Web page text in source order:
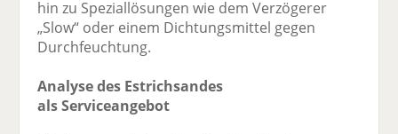
hin zu Speziallösungen wie dem Verzögerer
„Slow“ oder einem Dichtungsmittel gegen
Durchfeuchtung.
Analyse des Estrichsandes
als Serviceangebot